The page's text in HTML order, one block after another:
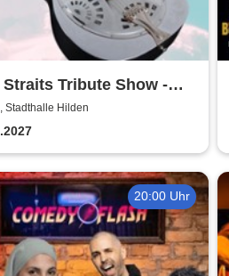
Straits Tribute Show -
in Arms
Stadthalle Hilden
20:00 Uhr